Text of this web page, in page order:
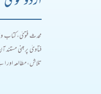
محدث فتویٰ، کتاب
فتاویٰ پر مبنی
تلاش، مطالعہ اور